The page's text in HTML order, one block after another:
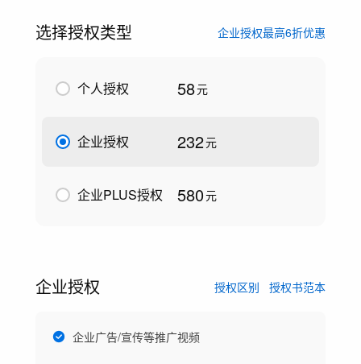
选择授权类型 企业授权最高6折优惠
个人授权 58元
企业授权 232元
企业PLUS授权 580元
企业授权 授权区别 授权书范本
企业广告/宣传等推广视频